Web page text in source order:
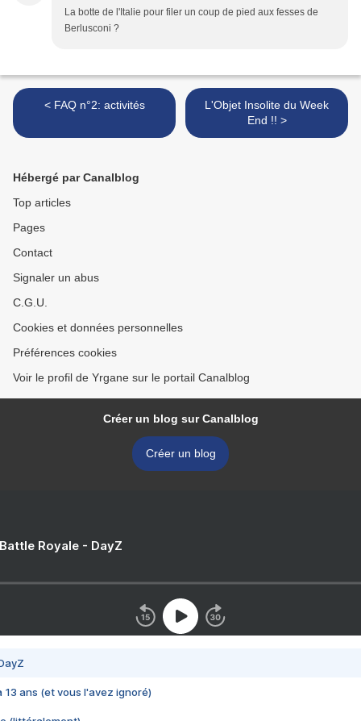
La botte de l'Italie pour filer un coup de pied aux fesses de
Berlusconi ?
< FAQ n°2: activités
L'Objet Insolite du Week
End !! >
Hébergé par Canalblog
Top articles
Pages
Contact
Signaler un abus
C.G.U.
Cookies et données personnelles
Préférences cookies
Voir le profil de Yrgane sur le portail Canalblog
Créer un blog sur Canalblog
Créer un blog
Royale - DayZ
13 ans (et vous l'avez ignoré)